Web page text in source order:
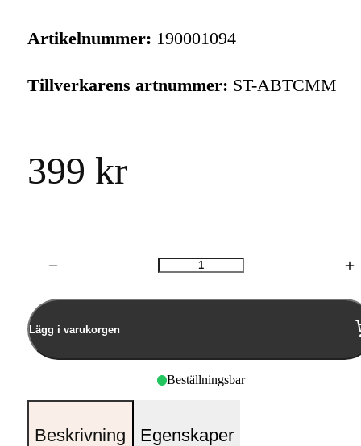
Artikelnummer: 190001094
Tillverkarens artnummer: ST-ABTCMM
399 kr
Antal
Lägg i varukorgen
Beställningsbar
Beskrivning Egenskaper